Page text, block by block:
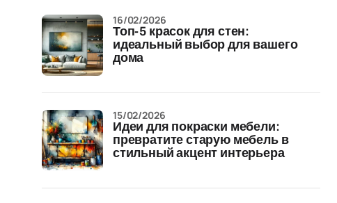
Топ-5 красок для стен:
идеальный выбор для вашего
дома
16/02/2026
Идеи для покраски мебели:
превратите старую мебель в
стильный акцент интерьера
15/02/2026